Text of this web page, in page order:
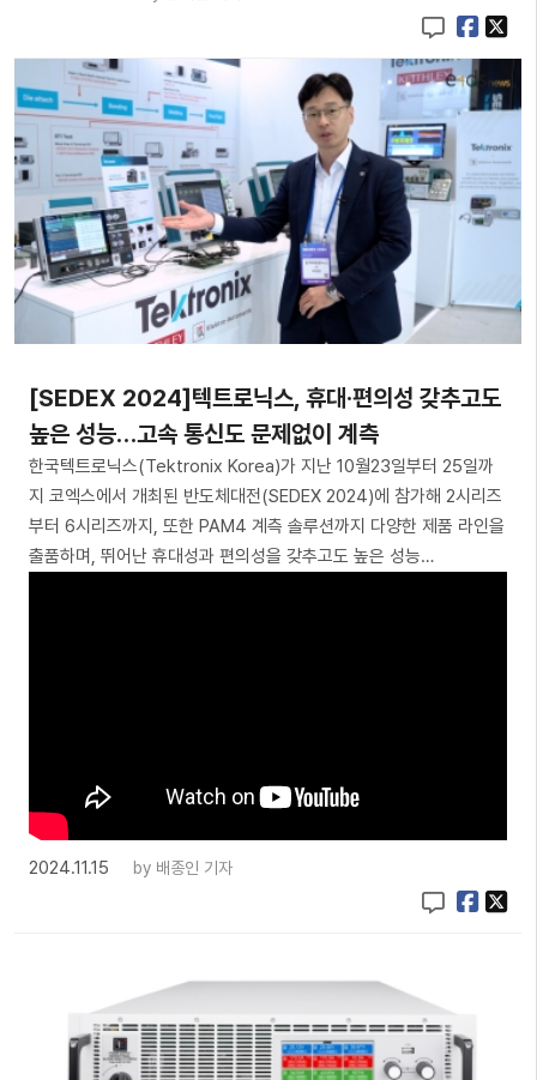
[SEDEX 2024]텍트로닉스, 휴대·편의성 갖추고도
높은 성능…고속 통신도 문제없이 계측
한국텍트로닉스(Tektronix Korea)가 지난 10월23일부터 25일까
지 코엑스에서 개최된 반도체대전(SEDEX 2024)에 참가해 2시리즈
부터 6시리즈까지, 또한 PAM4 계측 솔루션까지 다양한 제품 라인을
출품하며, 뛰어난 휴대성과 편의성을 갖추고도 높은 성능…
2024.11.15 by 배종인 기자